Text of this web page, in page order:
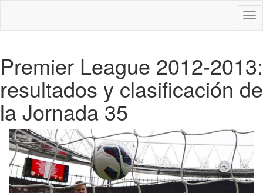
Premier League 2012-2013:
resultados y clasificación de
la Jornada 35